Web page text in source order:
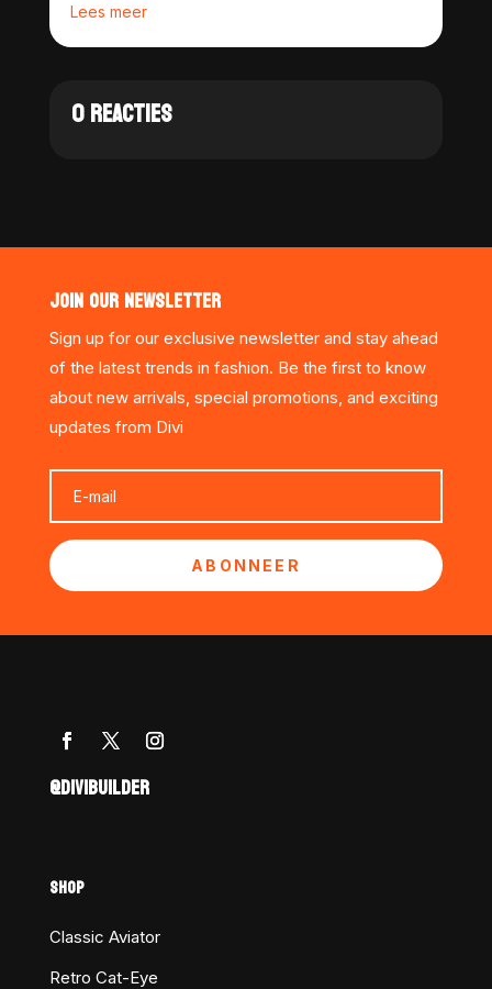
Lees meer
0 REACTIES
JOIN OUR NEWSLETTER
Sign up for our exclusive newsletter and stay ahead
of the latest trends in fashion. Be the first to know
about new arrivals, special promotions, and exciting
updates from Divi
ABONNEER
@DIVIBUILDER
SHOP
Classic Aviator
Retro Cat-Eye